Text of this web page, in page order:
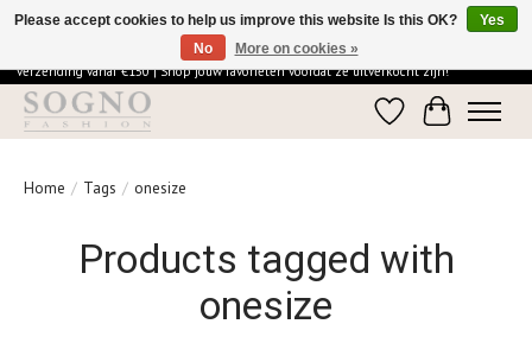
Ontdek de elegantie van SOGNO Fashion | Vandaag besteld = morgen in huis | Gratis
verzending vanaf €150 | Shop jouw favorieten voordat ze uitverkocht zijn!
WishlistCart
Home / Tags / onesize
Products tagged with
onesize
Please accept cookies to help us improve this website Is this OK?
Yes
No
More on cookies »